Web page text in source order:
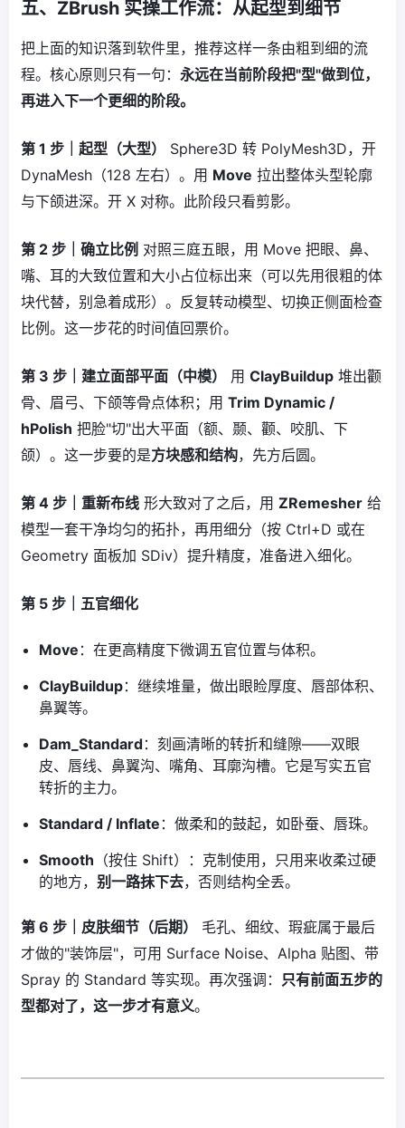
五、ZBrush 实操工作流：从起型到细节
把上面的知识落到软件里，推荐这样一条由粗到细的流
程。核心原则只有一句： 永远在当前阶段把"型"做到位，
再进入下一个更细的阶段。
第 1 步｜起型（大型）
Sphere3D 转 PolyMesh3D，开
DynaMesh（128 左右）。用 Move 拉出整体头型轮廓
与下颌进深。开 X 对称。此阶段只看剪影。
第 2 步｜确立比例 对照三庭五眼，用 Move 把眼、鼻、
嘴、耳的大致位置和大小占位标出来（可以先用很粗的体
块代替，别急着成形）。反复转动模型、切换正侧面检查
比例。这一步花的时间值回票价。
第 3 步｜建立面部平面（中模） 用 ClayBuildup 堆出颧
骨、眉弓、下颌等骨点体积；用 Trim Dynamic /
hPolish 把脸"切"出大平面（额、颞、颧、咬肌、下
颌）。这一步要的是方块感和结构，先方后圆。
第 4 步｜重新布线 形大致对了之后，用 ZRemesher 给
模型一套干净均匀的拓扑，再用细分（按 Ctrl+D 或在
Geometry 面板加 SDiv）提升精度，准备进入细化。
第 5 步｜五官细化
Move ：在更高精度下微调五官位置与体积。
ClayBuildup：继续堆量，做出眼睑厚度、唇部体积、
鼻翼等。
Dam_Standard：刻画清晰的转折和缝隙——双眼
皮、唇线、鼻翼沟、嘴角、耳廓沟槽。它是写实五官
转折的主力。
Standard / Inflate ：做柔和的鼓起，如卧蚕、唇珠。
Smooth （按住 Shift）：克制使用，只用来收柔过硬
的地方， 别一路抹下去，否则结构全丢。
第 6 步｜皮肤细节（后期）
毛孔、细纹、瑕疵属于最后
才做的"装饰层"，可用 Surface Noise、Alpha 贴图、带
Spray 的 Standard 等实现。再次强调： 只有前面五步的
型都对了，这一步才有意义。